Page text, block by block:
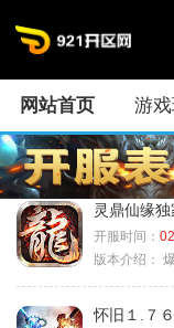
网站首页 游
灵鼎仙缘独
开服时间：
版本介绍：
怀旧１.７６